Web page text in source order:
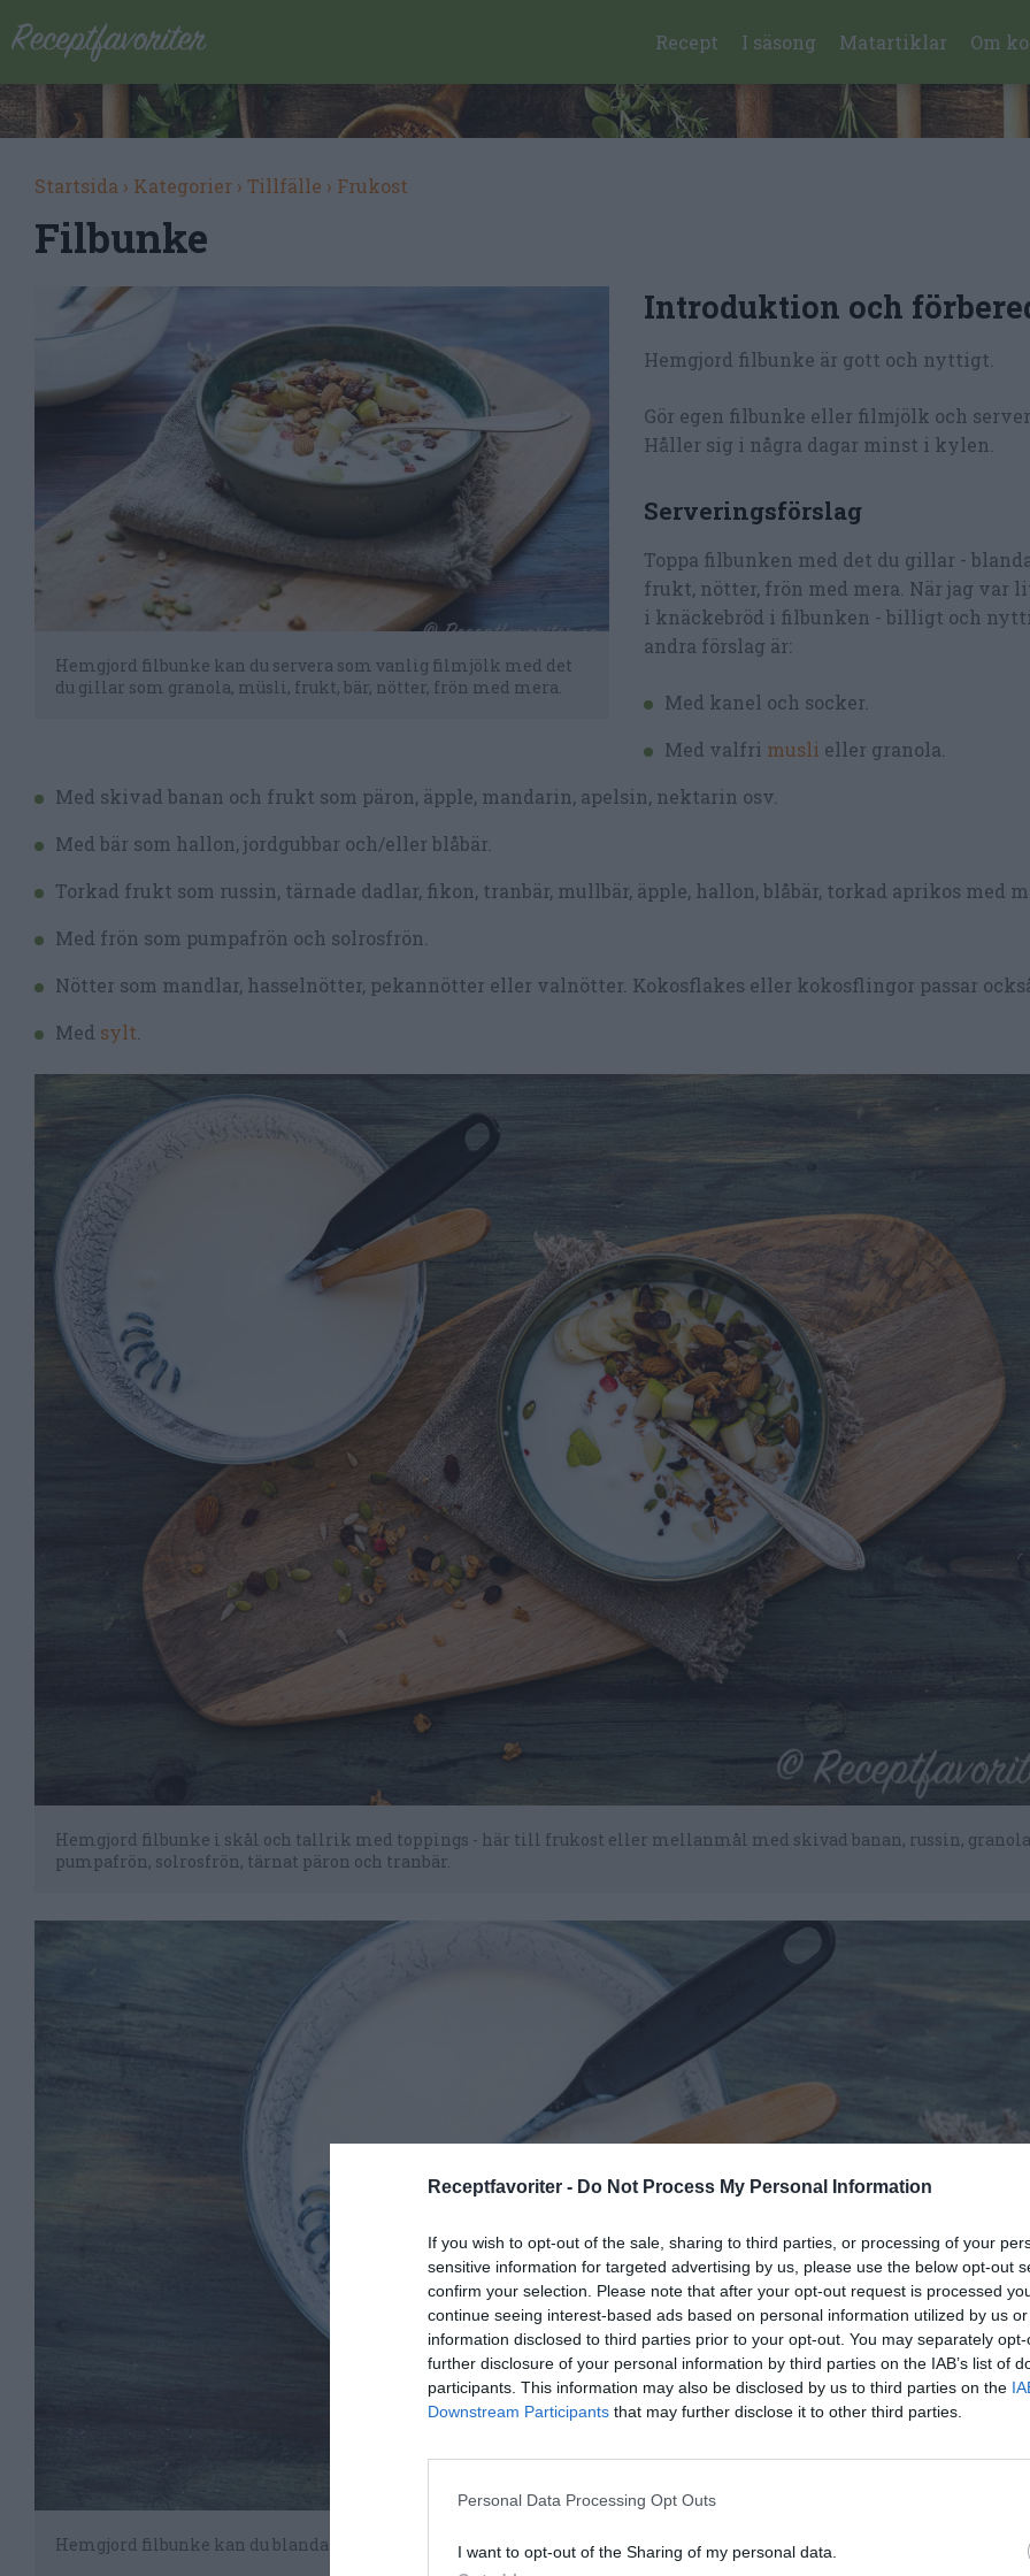
Receptfavoriter - Do Not Process My Personal Information
If you wish to opt-out of the sale, sharing to third parties, or processing of your
sensitive information for targeted advertising by us, please use the below opt-out
confirm your selection. Please note that after your opt-out request is processed
continue seeing interest-based ads based on personal information utilized by us
information disclosed to third parties prior to your opt-out. You may separately
further disclosure of your personal information by third parties on the IAB’s list of
participants. This information may also be disclosed by us to third parties on the
Downstream Participants that may further disclose it to other third parties.
Personal Data Processing Opt Outs
I want to opt-out of the Sharing of my personal data.
Recept I säsong Matartiklar Om
Startsida › Kategorier › Tillfälle › Frukost
Filbunke
Hemgjord filbunke kan du servera som vanlig filmjölk med det
du gillar som granola, müsli, frukt, bär, nötter, frön med mera.
Introduktion och
Hemgjord filbunke är gott och nyttigt.
Gör egen filbunke eller filmjölk och
Håller sig i några dagar minst i kylen.
Serveringsförslag
Toppa filbunken med det du gillar -
frukt, nötter, frön med mera. När jag var
i knäckebröd i filbunken - billigt och
andra förslag är:
Med kanel och socker.
Med valfri musli eller granola.
Med skivad banan och frukt som päron, äpple, mandarin, apelsin, nektarin osv.
Med bär som hallon, jordgubbar och/eller blåbär.
Torkad frukt som russin, tärnade dadlar, fikon, tranbär, mullbär, äpple, hallon, blåbär, torkad aprikos med
Med frön som pumpafrön och solrosfrön.
Nötter som mandlar, hasselnötter, pekannötter eller valnötter. Kokosflakes eller kokosflingor passar
Med sylt
Hemgjord filbunke i skål och tallrik med toppings - här till frukost eller mellanmål med skivad banan, russin,
pumpafrön, solrosfrön, tärnat päron och tranbär.
Hemgjord filbunke kan du blanda i en skål och låta stå att tjockna till någon dag.